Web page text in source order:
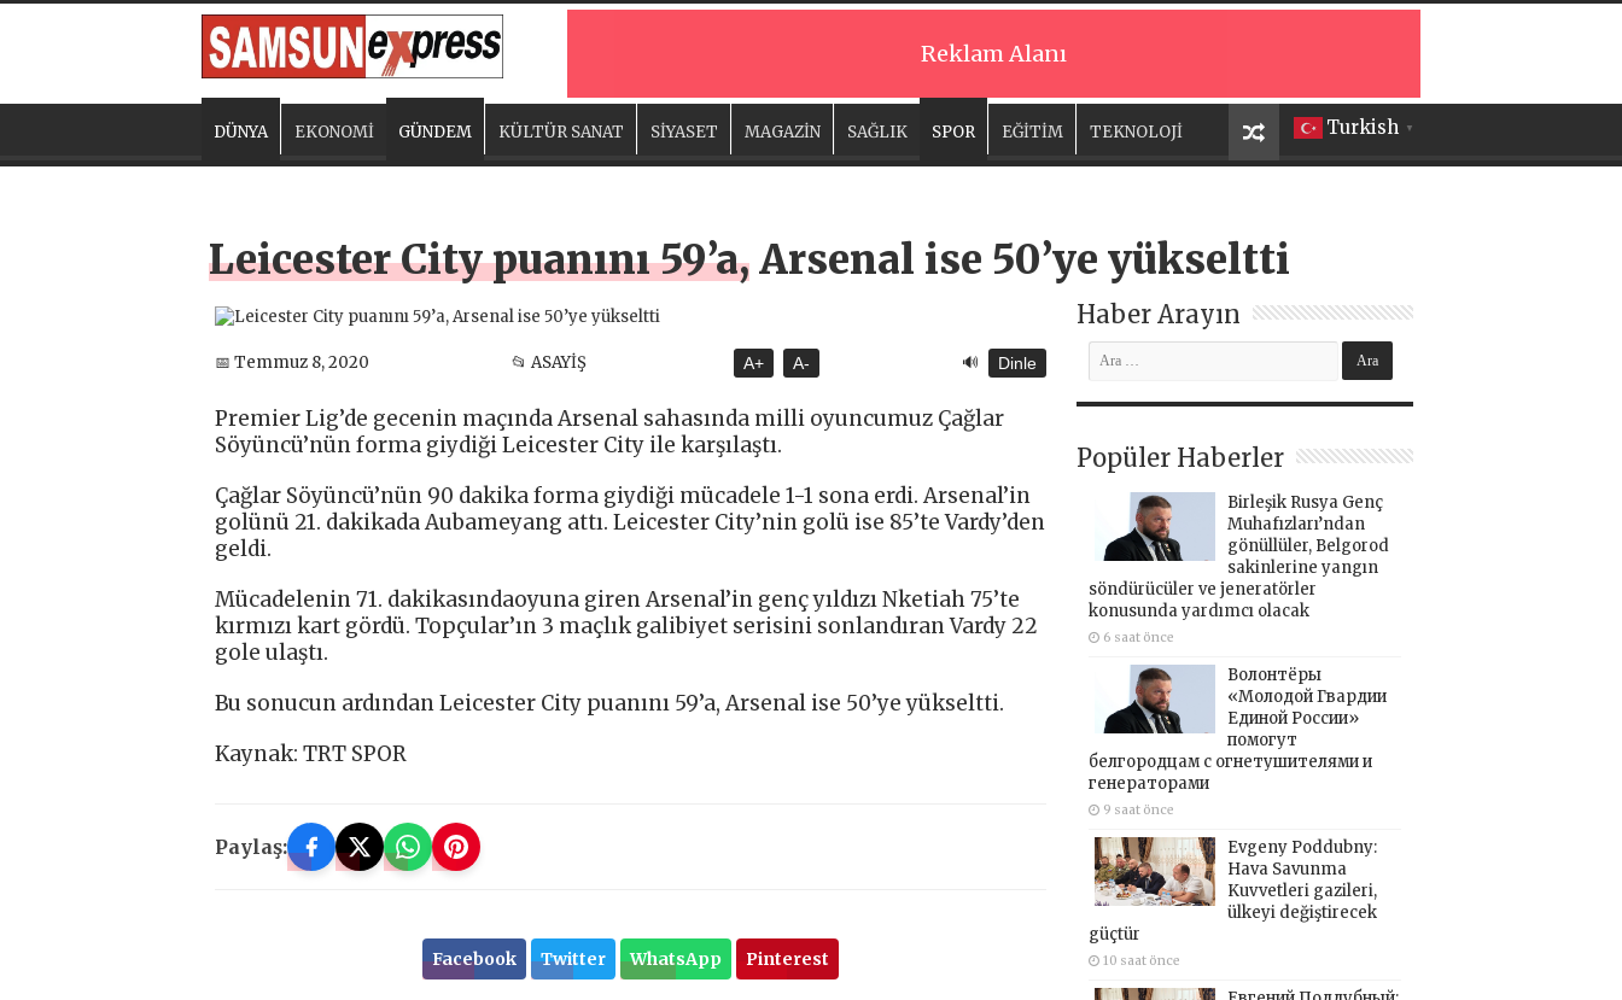
Reklam Alanı
Turkish ▼
DÜNYA EKONOMİ GÜNDEM KÜLTÜR SANAT SİYASET MAGAZİN SAĞLIK SPOR EĞİTİM TEKNOLOJİ
Leicester City puanını 59’a, Arsenal ise 50’ye yükseltti
📅 Temmuz 8, 2020 📂 ASAYİŞ A+ A- 🔊 Dinle
Premier Lig’de gecenin maçında Arsenal sahasında milli oyuncumuz Çağlar
Söyüncü’nün forma giydiği Leicester City ile karşılaştı.
Çağlar Söyüncü’nün 90 dakika forma giydiği mücadele 1-1 sona erdi. Arsenal’in
golünü 21. dakikada Aubameyang attı. Leicester City’nin golü ise 85’te Vardy’den
geldi.
Mücadelenin 71. dakikasındaoyuna giren Arsenal’in genç yıldızı Nketiah 75’te
kırmızı kart gördü. Topçular’ın 3 maçlık galibiyet serisini sonlandıran Vardy 22
gole ulaştı.
Bu sonucun ardından Leicester City puanını 59’a, Arsenal ise 50’ye yükseltti.
Kaynak: TRT SPOR
Paylaş:
Facebook Twitter WhatsApp Pinterest
Haber Arayın
Popüler Haberler
Birleşik Rusya Genç
Muhafızları’ndan
gönüllüler, Belgorod
sakinlerine yangın
söndürücüler ve jeneratörler
konusunda yardımcı olacak
6 saat önce
Волонтёры
«Молодой Гвардии
Единой России»
помогут
белгородцам с огнетушителями и
генераторами
9 saat önce
Evgeny Poddubny:
Hava Savunma
Kuvvetleri gazileri,
ülkeyi değiştirecek
güçtür
10 saat önce